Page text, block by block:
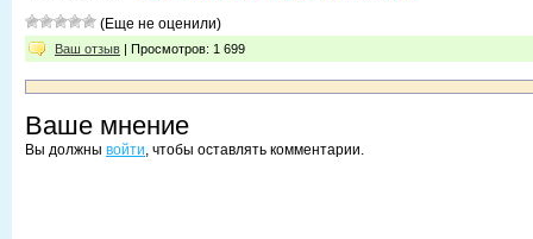
(Еще не оценили)
Ваш отзыв | Просмотров: 1 699
Ваше мнение
Вы должны войти, чтобы оставлять комментарии.